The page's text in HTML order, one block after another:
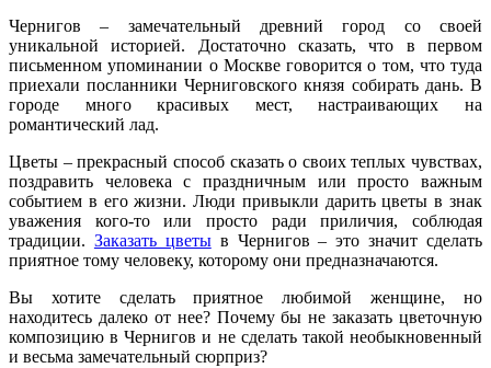
Чернигов – замечательный древний город со своей
уникальной историей. Достаточно сказать, что в первом
письменном упоминании о Москве говорится о том, что туда
приехали посланники Черниговского князя собирать дань. В
городе много красивых мест, настраивающих на
романтический лад.
Цветы – прекрасный способ сказать о своих теплых чувствах,
поздравить человека с праздничным или просто важным
событием в его жизни. Люди привыкли дарить цветы в знак
уважения кого-то или просто ради приличия, соблюдая
традиции. Заказать цветыв Чернигов – это значит сделать
приятное тому человеку, которому они предназначаются.
Вы хотите сделать приятное любимой женщине, но
находитесь далеко от нее? Почему бы не заказать цветочную
композицию в Чернигов и не сделать такой необыкновенный
и весьма замечательный сюрприз?